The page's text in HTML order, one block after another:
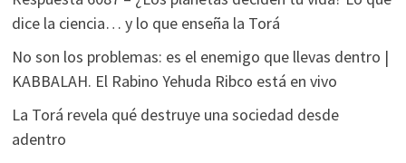
dice la ciencia… y lo que enseña la Torá
No son los problemas: es el enemigo que llevas dentro |
KABBALAH. El Rabino Yehuda Ribco está en vivo
La Torá revela qué destruye una sociedad desde
adentro